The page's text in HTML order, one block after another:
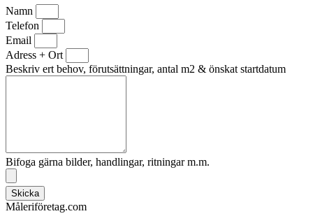
Namn
Telefon
Email
Adress + Ort
Beskriv ert behov, förutsättningar, antal m2 & önskat startdatum
Bifoga gärna bilder, handlingar, ritningar m.m.
Skicka
Måleriföretag.com